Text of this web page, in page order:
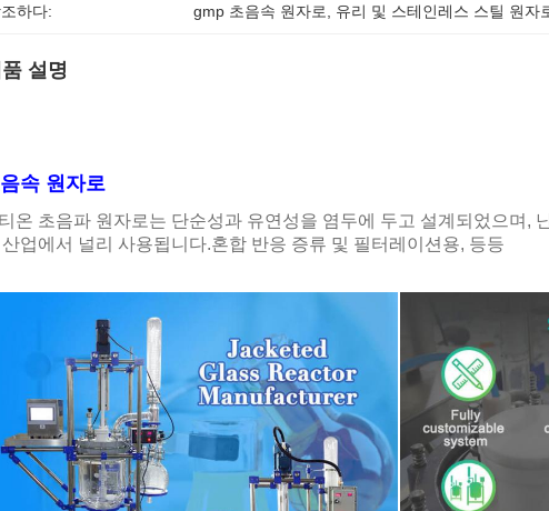
하다: gmp 초음속 원자로 유리 및 스테인레스 스틸 원자
설명
속 원자로
온 초음파 원자로는 단순성과 유연성을 염두에 두고 설계되었으며,
산업에서 널리 사용됩니다.혼합 반응 증류 및 필터레이션용, 등등